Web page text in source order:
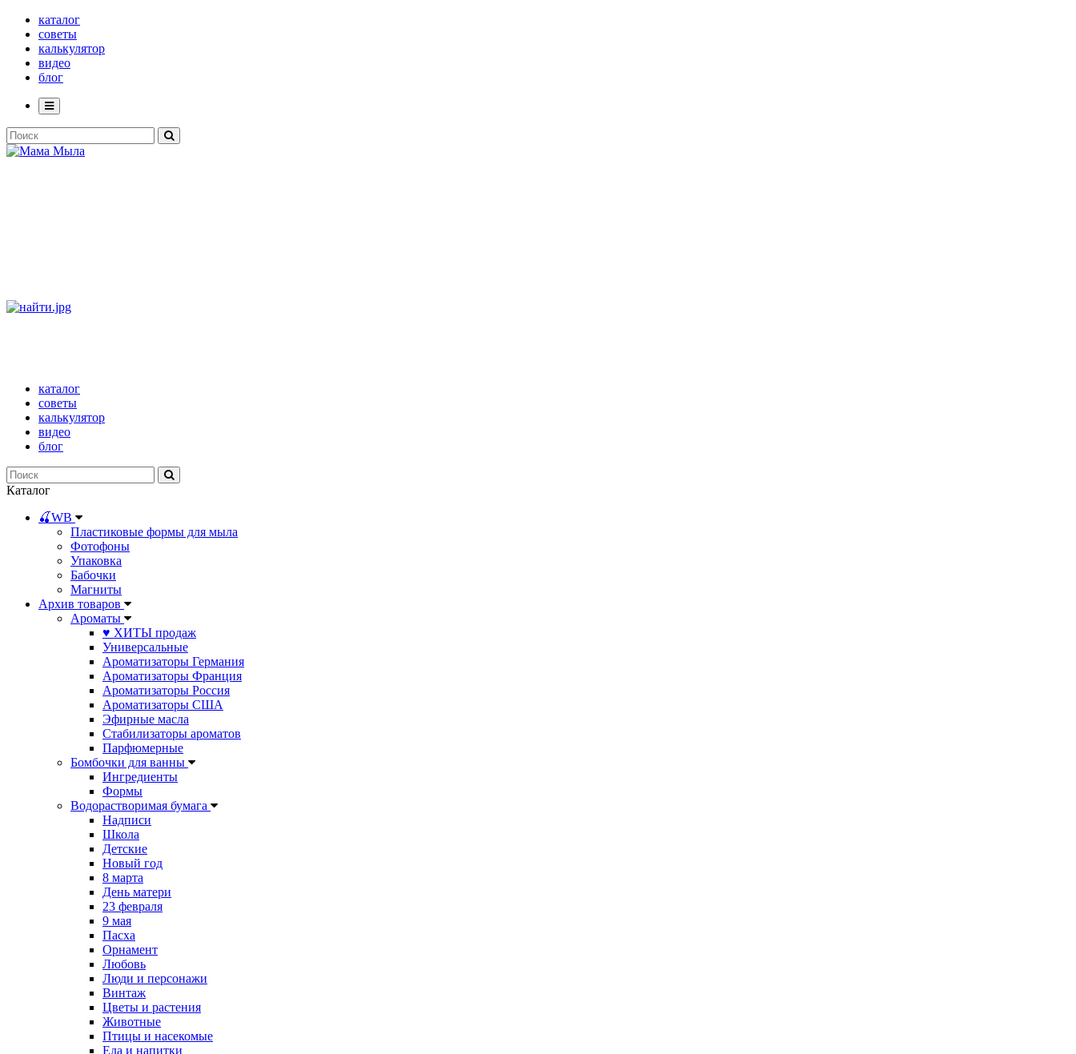
каталог
советы
калькулятор
видео
блог
каталог
советы
калькулятор
видео
блог
Каталог
🍒WB
Пластиковые формы для мыла
Фотофоны
Упаковка
Бабочки
Магниты
Архив товаров
Ароматы
♥ ХИТЫ продаж
Универсальные
Ароматизаторы Германия
Ароматизаторы Франция
Ароматизаторы Россия
Ароматизаторы США
Эфирные масла
Стабилизаторы ароматов
Парфюмерные
Бомбочки для ванны
Ингредиенты
Формы
Водорастворимая бумага
Надписи
Школа
Детские
Новый год
8 марта
День матери
23 февраля
9 мая
Пасха
Орнамент
Любовь
Люди и персонажи
Винтаж
Цветы и растения
Животные
Птицы и насекомые
Еда и напитки